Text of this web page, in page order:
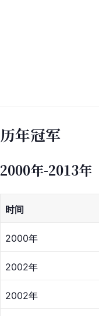
历年冠军
2000年-2013年
时间
2000年
2002年
2002年